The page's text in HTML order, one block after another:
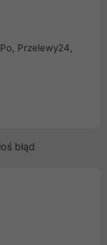
Przelewy24,
błąd